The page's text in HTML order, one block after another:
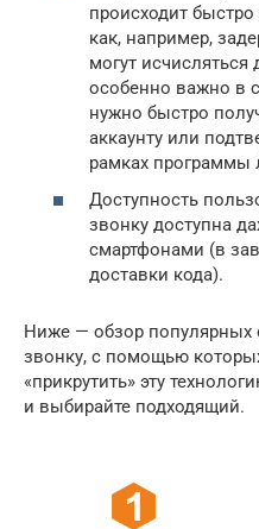
происходит
как, например,
могут
особенно важно в
нужно быстро
аккаунту или
рамках программы
Доступность
звонку доступна
смартфонами (в
доставки кода).
Ниже — обзор популярных
звонку, с помощью
«прикрутить» эту
и выбирайте подходящий.